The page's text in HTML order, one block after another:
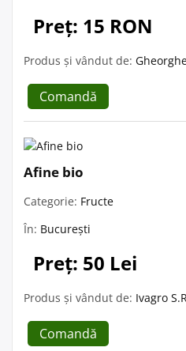
Preț: 15 RON
Produs și vândut de:
Comandă
Afine bio
Categorie: Fructe
În: București
Preț: 50 Lei
Produs și vândut de: Ivagro
Comandă